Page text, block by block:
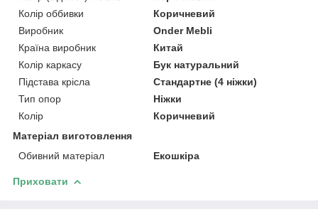
Колір оббивки
Коричневий
Виробник
Onder Mebli
Країна виробник
Китай
Колір каркасу
Бук натуральний
Підстава крісла
Стандартне (4 ніжки)
Тип опор
Ніжки
Колір
Коричневий
Матеріал виготовлення
Обивний матеріал
Екошкіра
Приховати